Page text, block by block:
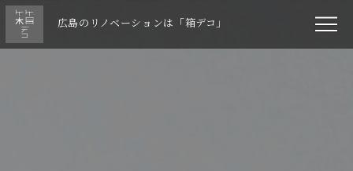
広島のリノベーションは「箱デコ」